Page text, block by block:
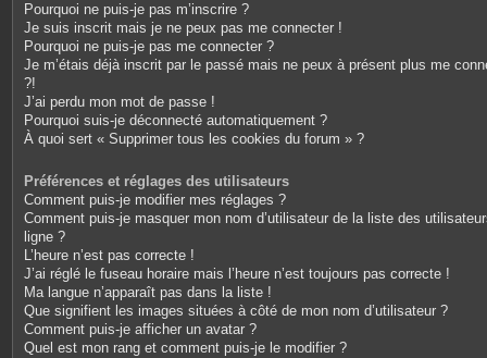
Pourquoi ne puis-je pas m’inscrire ?
Je suis inscrit mais je ne peux pas me connecter !
Pourquoi ne puis-je pas me connecter ?
Je m’étais déjà inscrit par le passé mais ne peux à présent plus me
?!
J’ai perdu mon mot de passe !
Pourquoi suis-je déconnecté automatiquement ?
À quoi sert « Supprimer tous les cookies du forum » ?
Préférences et réglages des utilisateurs
Comment puis-je modifier mes réglages ?
Comment puis-je masquer mon nom d’utilisateur de la liste des
ligne ?
L’heure n’est pas correcte !
J’ai réglé le fuseau horaire mais l’heure n’est toujours pas correcte !
Ma langue n’apparaît pas dans la liste !
Que signifient les images situées à côté de mon nom d’utilisateur ?
Comment puis-je afficher un avatar ?
Quel est mon rang et comment puis-je le modifier ?